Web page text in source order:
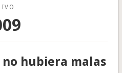
no hubiera malas